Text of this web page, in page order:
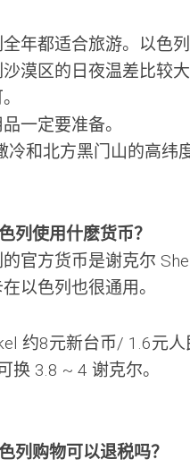
年都适合旅游。以色
沙漠区的日夜温差比较
一定要准备。
冷和北方黑门山的高纬
列使用什麽货币？
官方货币是谢克尔
以色列也很通用。
约8元新台币/ 1.6元
换 3.8 ~ 4 谢克尔。
列购物可以退税吗？